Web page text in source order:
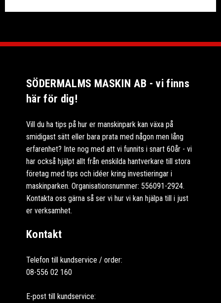
SÖDERMALMS MASKIN AB - vi finns
här för dig!
Vill du ha tips på hur er manskinpark kan växa på
smidigast sätt eller bara prata med någon men lång
erfarenhet? Inte nog med att vi funnits i snart 60år - vi
har också hjälpt allt från enskilda hantverkare till stora
företag med tips och idéer kring investieringar i
maskinparken. Organisationsnummer: 556091-2924.
Kontakta oss gärna så ser vi hur vi kan hjälpa till i just
er verksamhet.
Kontakt
Telefon till kundservice / order:
08-556 02 160
E-post till kundservice: